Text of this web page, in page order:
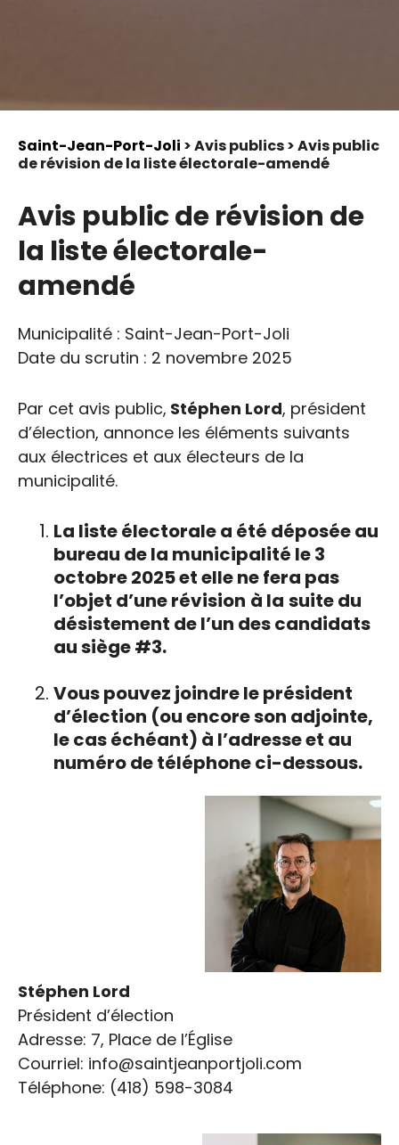
Avis public de révision de
la liste électorale-
amendé
Saint-Jean-Port-Joli > Avis publics > Avis public
de révision de la liste électorale-amendé
Avis public de révision de
la liste électorale-
amendé
Municipalité : Saint-Jean-Port-Joli
Date du scrutin : 2 novembre 2025
Par cet avis public, Stéphen Lord, président
d’élection, annonce les éléments suivants
aux électrices et aux électeurs de la
municipalité.
La liste électorale a été déposée au
bureau de la municipalité le 3
octobre 2025 et elle ne fera pas
l’objet d’une révision à la suite du
désistement de l’un des candidats
au siège #3.
Vous pouvez joindre le président
d’élection (ou encore son adjointe,
le cas échéant) à l’adresse et au
numéro de téléphone ci-dessous.
Stéphen Lord
Président d’élection
Adresse: 7, Place de l’Église
Courriel: info@saintjeanportjoli.com
Téléphone: (418) 598-3084